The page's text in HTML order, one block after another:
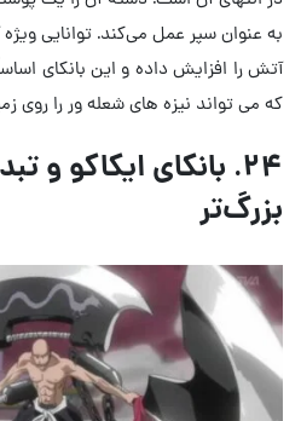
به عنوان سپر عمل می‌کند. توانایی
آتش را افزایش داده و این بانکای
که می تواند نیزه های شعله ور را روی
۲۴. بانکای ایکاکو و
بزرگ‌تر